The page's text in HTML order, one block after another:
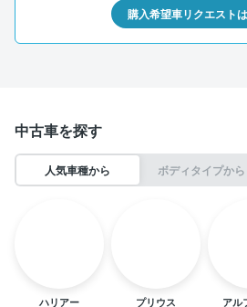
購入希望車リクエスト
中古車を探す
人気車種から ボディタイプから
ハリアー プリウス アル